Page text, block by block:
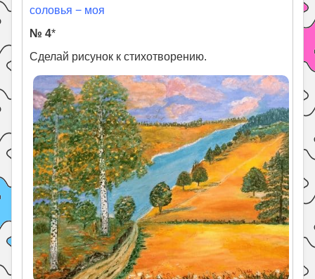
соловья − моя
№ 4*
Сделай рисунок к стихотворению.